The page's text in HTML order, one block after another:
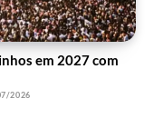
em 2027 com
2026